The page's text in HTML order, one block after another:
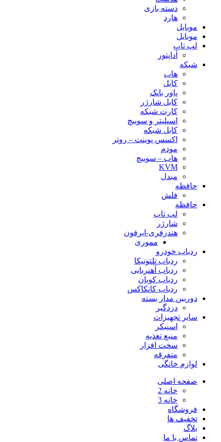
دسته بازی
هارد
موبایل
موبایل
لپ تاپ
آداپتور
شبکه
هاب
کابل
پاور بانک
کابل شارژر
کارت شبکه
اسپلیتر و سوییچ
کابل شبکه
اکسس پوینت – روتر
مودم
هاب – سوییچ
KVM
مبدل
حافظه
فلش
حافظه
لپ تاپ
شارژر
هندزفری-ایرفون
مموری
ردیاب خودرو
ردیاب تلتونیکا
ردیاب آهنربایی
ردیاب کوبان
ردیاب کانکاکس
دوربین مدار بسته
دزدگیر
سایر تجهیزات
اسپیکر
منبع تغذیه
سخت افزار
متفرقه
لوازم خانگی
صفحه اصلی
خانه 2
خانه 3
فروشگاه
تخفیف ها
بلاگ
تماس با ما